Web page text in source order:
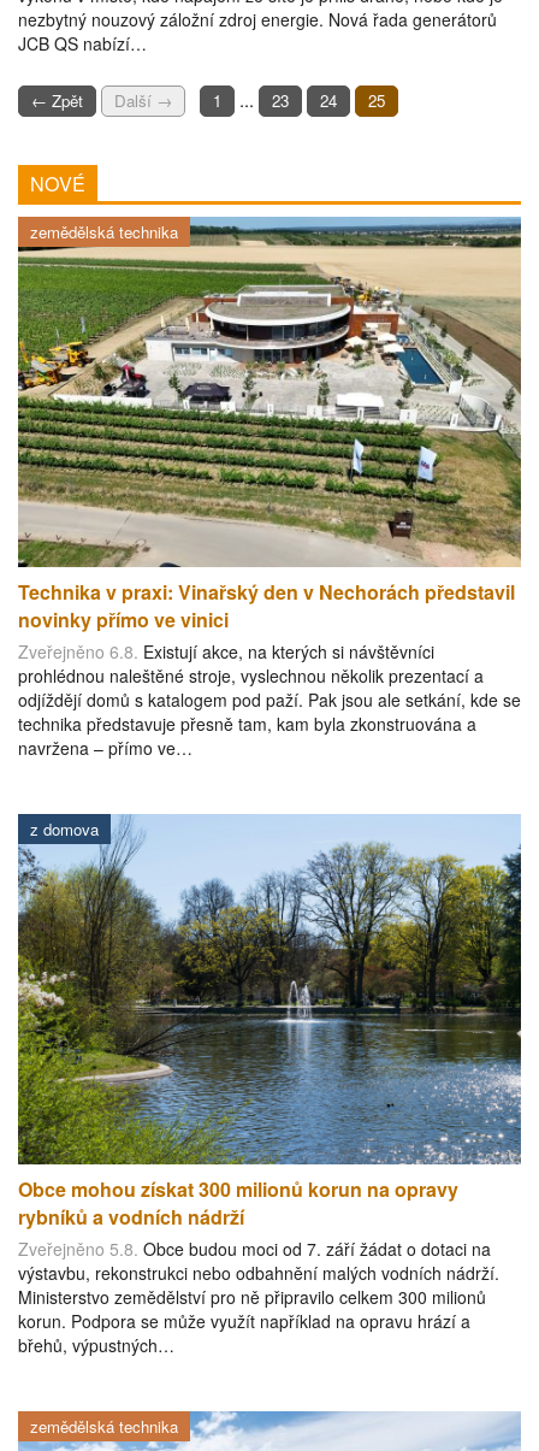
nezbytný nouzový záložní zdroj energie. Nová řada generátorů
JCB QS nabízí…
← Zpět Další → 1 ... 23 24 25
NOVÉ
zemědělská technika
Technika v praxi: Vinařský den v Nechorách představil
novinky přímo ve vinici
Zveřejněno 6.8. Existují akce, na kterých si návštěvníci
prohlédnou naleštěné stroje, vyslechnou několik prezentací a
odjíždějí domů s katalogem pod paží. Pak jsou ale setkání, kde se
technika představuje přesně tam, kam byla zkonstruována a
navržena – přímo ve…
z domova
Obce mohou získat 300 milionů korun na opravy
rybníků a vodních nádrží
Zveřejněno 5.8. Obce budou moci od 7. září žádat o dotaci na
výstavbu, rekonstrukci nebo odbahnění malých vodních nádrží.
Ministerstvo zemědělství pro ně připravilo celkem 300 milionů
korun. Podpora se může využít například na opravu hrází a
břehů, výpustných…
zemědělská technika